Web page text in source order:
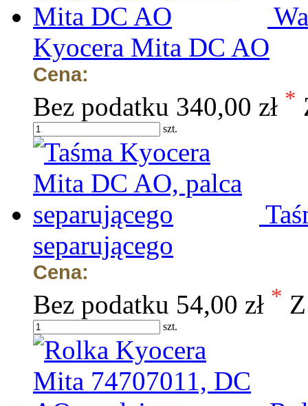
Kyocera Mita DC AO
Cena:
Bez podatku 340,00 zł *
szt.
separującego
Cena:
Bez podatku 54,00 zł *
szt.